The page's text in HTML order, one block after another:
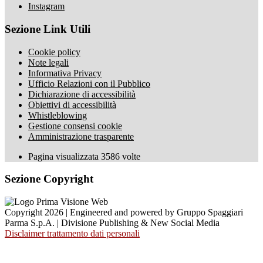
Instagram
Sezione Link Utili
Cookie policy
Note legali
Informativa Privacy
Ufficio Relazioni con il Pubblico
Dichiarazione di accessibilità
Obiettivi di accessibilità
Whistleblowing
Gestione consensi cookie
Amministrazione trasparente
Pagina visualizzata 3586 volte
Sezione Copyright
Copyright 2026 | Engineered and powered by Gruppo Spaggiari
Parma S.p.A. | Divisione Publishing & New Social Media
Disclaimer trattamento dati personali